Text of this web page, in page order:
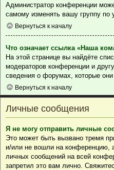
Администратор конференции
самому изменять вашу группу по
Вернуться к началу
Что означает ссылка «Наша
На этой странице вы найдёте
модераторов конференции и
сведения о форумах, которые
Вернуться к началу
Личные сообщения
Я не могу отправить личные
Это может быть вызвано тремя
и/или не вошли на конференцию,
личных сообщений на всей
запретил это вам лично.